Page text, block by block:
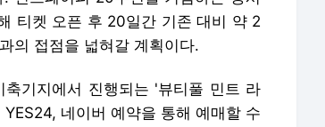
티켓 오픈 후 20일간 기존 대비 약 2
의 접점을 넓혀갈 계획이다.
기지에서 진행되는 '뷰티풀 민트 라
네이버 예약을 통해 예매할 수